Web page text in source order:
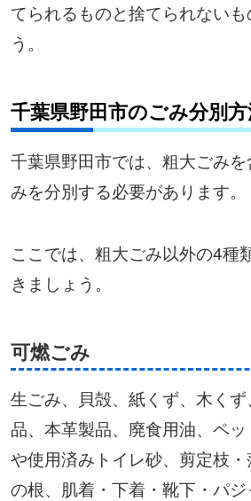
てられるものと捨てられない
う。
千葉県野田市のごみ分別
千葉県野田市では、粗大ごみ
みを分別する必要があります。
ここでは、粗大ごみ以外の4種
きましょう。
可燃ごみ
生ごみ、貝殻、紙くず、木く
品、本革製品、廃食用油、ペ
や使用済みトイレ砂、剪定枝
の根、肌着・下着・靴下・パ